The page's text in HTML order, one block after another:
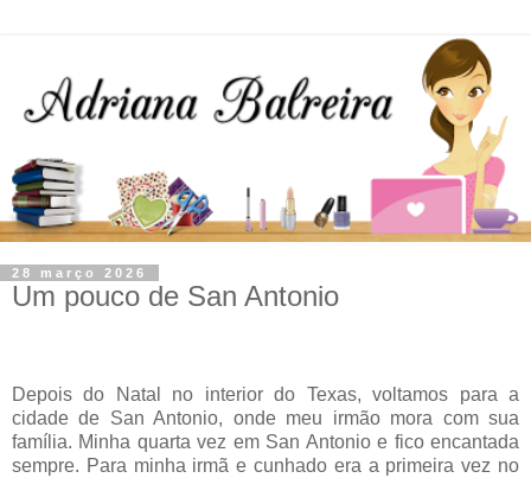
28 março 2026
Um pouco de San Antonio
Depois do Natal no interior do Texas, voltamos para a
cidade de San Antonio, onde meu irmão mora com sua
família. Minha quarta vez em San Antonio e fico encantada
sempre. Para minha irmã e cunhado era a primeira vez no